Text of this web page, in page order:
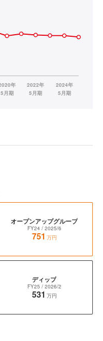
オープンアップグループ
FY24 / 2025/6
751 万円
ディップ
FY25 / 2026/2
531 万円